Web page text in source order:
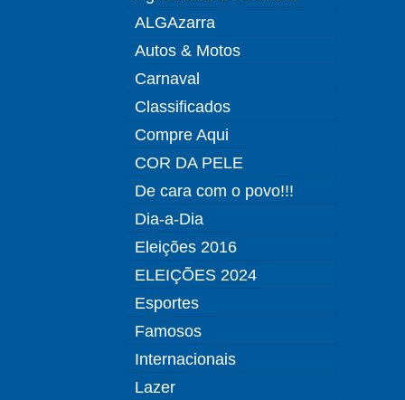
ALGAzarra
Autos & Motos
Carnaval
Classificados
Compre Aqui
COR DA PELE
De cara com o povo!!!
Dia-a-Dia
Eleições 2016
ELEIÇÕES 2024
Esportes
Famosos
Internacionais
Lazer